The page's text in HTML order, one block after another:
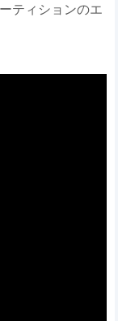
ティションのエ